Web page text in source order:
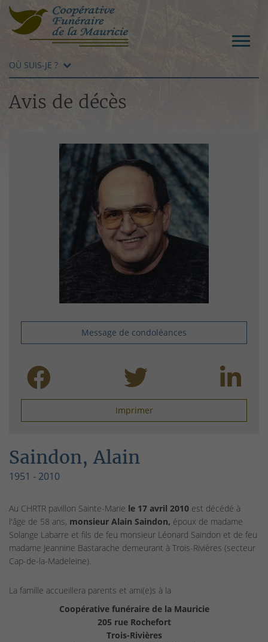
OÙ SUIS-JE ?
Avis de décès
Message de condoléances
Imprimer
Saindon, Alain
1951 - 2010
Au CHRTR pavillon Sainte-Marie le 17 avril 2010 est décédé à
l'âge de 58 ans, monsieur Alain Saindon, époux de madame
Solange Labarre et fils de feu monsieur Léonard Saindon et de feu
madame Jeannine Bastarache demeurant à Trois-Rivières (secteur
Cap-de-la-Madeleine).
La famille accueillera parents et ami(e)s à la
Coopérative funéraire de la Mauricie
205 rue Rochefort
Trois-Rivières